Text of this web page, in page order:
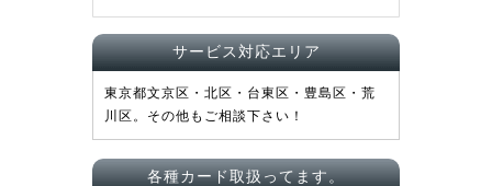
サービス対応エリア
東京都文京区・北区・台東区・豊島区・荒
川区。その他もご相談下さい！
各種カード取扱ってます。